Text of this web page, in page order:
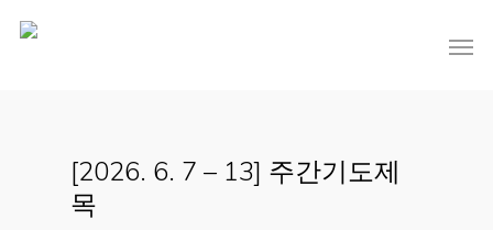
[2026. 6. 7 – 13] 주간기도제
목